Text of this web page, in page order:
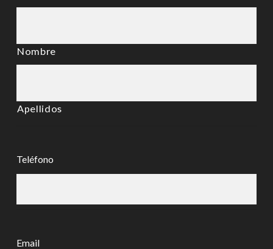
Nombre
Apellidos
Teléfono
Email